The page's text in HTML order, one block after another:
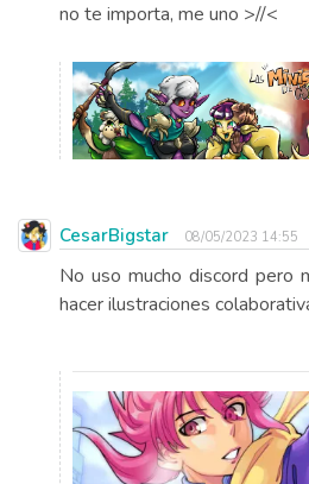
no te importa, me uno >//<
CesarBigstar 08/05/2023 14:55
No uso mucho discord pero
hacer ilustraciones